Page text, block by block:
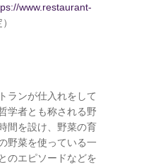
www.restaurant-
ランが仕入れをして
学者とも称される野
間を設け、野菜の育
野菜を使っている一
のエピソードなどを